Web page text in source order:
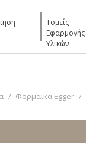
Τομείς
Εφαρμογής
Υλικών
Φορμάικα Egger